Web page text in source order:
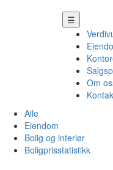
☰
Om
Alle
Eiendom
Bolig og interiør
Boligprisstatistikk